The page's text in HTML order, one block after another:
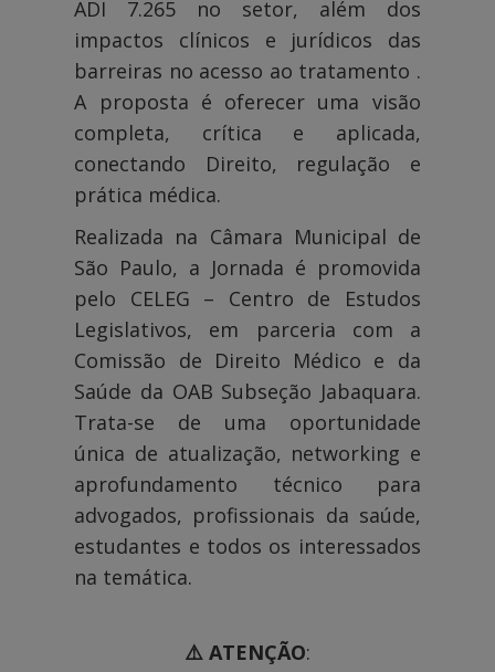
ADI 7.265 no setor, além dos
impactos clínicos e jurídicos das
barreiras no acesso ao tratamento .
A proposta é oferecer uma visão
completa, crítica e aplicada,
conectando Direito, regulação e
prática médica.
Realizada na Câmara Municipal de
São Paulo, a Jornada é promovida
pelo CELEG – Centro de Estudos
Legislativos, em parceria com a
Comissão de Direito Médico e da
Saúde da OAB Subseção Jabaquara.
Trata-se de uma oportunidade
única de atualização, networking e
aprofundamento técnico para
advogados, profissionais da saúde,
estudantes e todos os interessados
na temática.
⚠️ ATENÇÃO: